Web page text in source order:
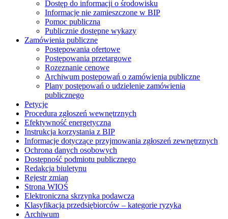
Dostęp do informacji o środowisku
Informacje nie zamieszczone w BIP
Pomoc publiczna
Publicznie dostępne wykazy
Zamówienia publiczne
Postępowania ofertowe
Postępowania przetargowe
Rozeznanie cenowe
Archiwum postępowań o zamówienia publiczne
Plany postępowań o udzielenie zamówienia
publicznego
Petycje
Procedura zgłoszeń wewnętrznych
Efektywność energetyczna
Instrukcja korzystania z BIP
Informacje dotyczące przyjmowania zgłoszeń zewnętrznych
Ochrona danych osobowych
Dostępność podmiotu publicznego
Redakcja biuletynu
Rejestr zmian
Strona WIOŚ
Elektroniczna skrzynka podawcza
Klasyfikacja przedsiębiorców – kategorie ryzyka
Archiwum